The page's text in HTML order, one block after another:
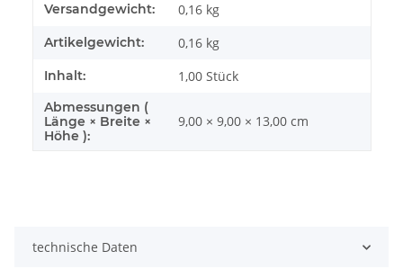
Versandgewicht: 0,16 kg
Artikelgewicht: 0,16 kg
Inhalt: 1,00 Stück
Abmessungen (
Länge × Breite ×
Höhe ):
9,00 × 9,00 × 13,00 cm
technische Daten